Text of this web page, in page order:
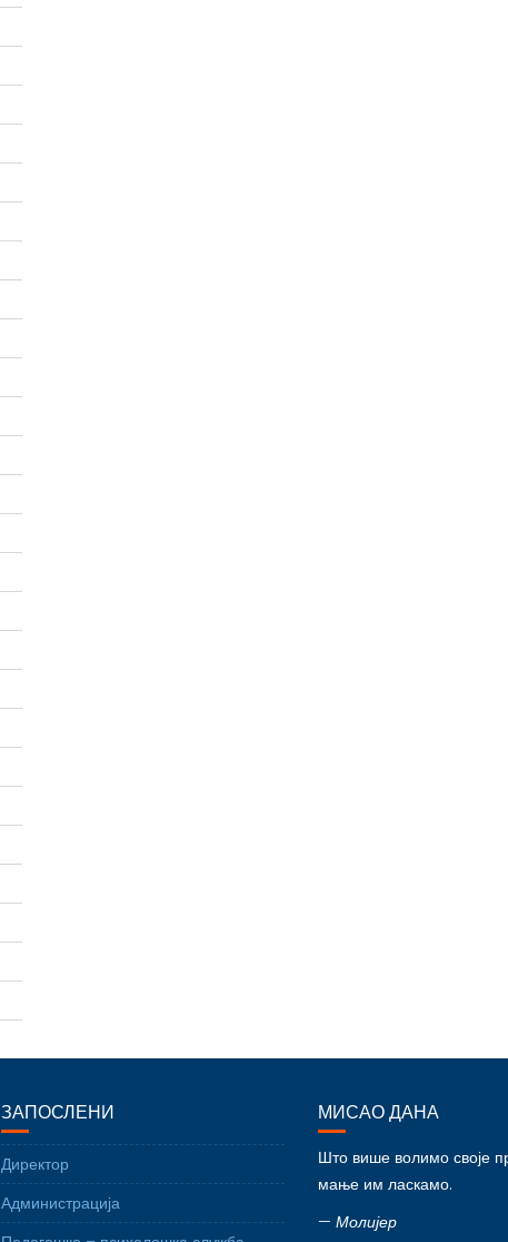
ЗАПОСЛЕНИ
Директор
Администрација
МИСАО ДАНА
Што више волимо своје
мање им ласкамо.
— Молијер